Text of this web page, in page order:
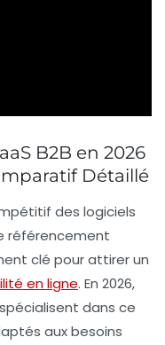
B2B en 2026
Détaillé
des logiciels
référencement
clé pour attirer un
en ligne. En 2026,
dans ce
aux besoins